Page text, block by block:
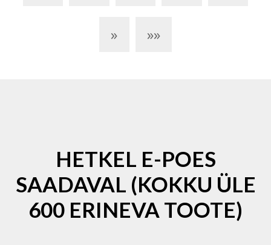
» »»
HETKEL E-POES
SAADAVAL (KOKKU ÜLE
600 ERINEVA TOOTE)